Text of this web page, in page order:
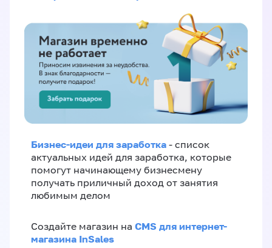
Бизнес-идеи для заработка - список
актуальных идей для заработка, которые
помогут начинающему бизнесмену
получать приличный доход от занятия
любимым делом
Создайте магазин на CMS для интернет-
магазина InSales